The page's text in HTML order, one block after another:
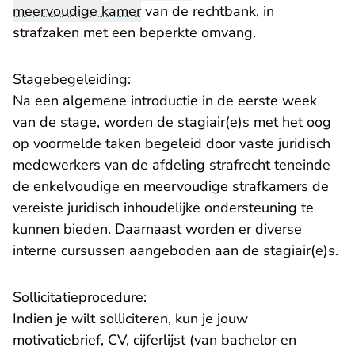
meervoudige kamervan de rechtbank, in
strafzaken met een beperkte omvang.
Stagebegeleiding:
Na een algemene introductie in de eerste week
van de stage, worden de stagiair(e)s met het oog
op voormelde taken begeleid door vaste juridisch
medewerkers van de afdeling strafrecht teneinde
de enkelvoudige en meervoudige strafkamers de
vereiste juridisch inhoudelijke ondersteuning te
kunnen bieden. Daarnaast worden er diverse
interne cursussen aangeboden aan de stagiair(e)s.
Sollicitatieprocedure:
Indien je wilt solliciteren, kun je jouw
motivatiebrief, CV, cijferlijst (van bachelor en